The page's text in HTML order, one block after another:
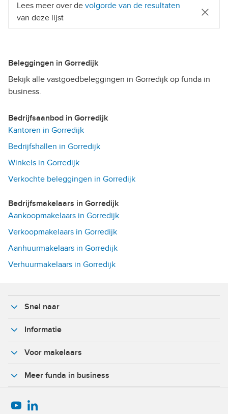
Lees meer over de volgorde van de resultaten
van deze lijst
Beleggingen in Gorredijk
Bekijk alle vastgoedbeleggingen in Gorredijk op funda in
business.
Bedrijfsaanbod in Gorredijk
Kantoren in Gorredijk
Bedrijfshallen in Gorredijk
Winkels in Gorredijk
Verkochte beleggingen in Gorredijk
Bedrijfsmakelaars in Gorredijk
Aankoopmakelaars in Gorredijk
Verkoopmakelaars in Gorredijk
Aanhuurmakelaars in Gorredijk
Verhuurmakelaars in Gorredijk
Snel naar
Informatie
Voor makelaars
Meer funda in business